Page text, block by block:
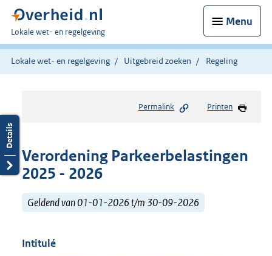
Menu
U
bent
hier:
Lokale wet- en regelgeving
Lokale wet- en regelgeving Uitgebreid zoeken Regeling
Permalink Printen
Verordening Parkeerbelastingen
2025 - 2026
Geldend van 01-01-2026 t/m 30-09-2026
Intitulé